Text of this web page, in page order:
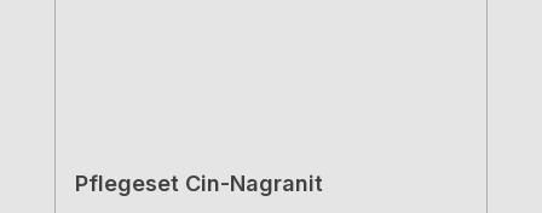
Pflegeset Cin-Nagranit